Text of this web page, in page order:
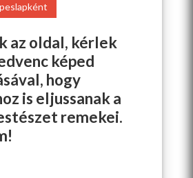
az oldal, kérlek
képed
hogy
is eljussanak a
remekei.